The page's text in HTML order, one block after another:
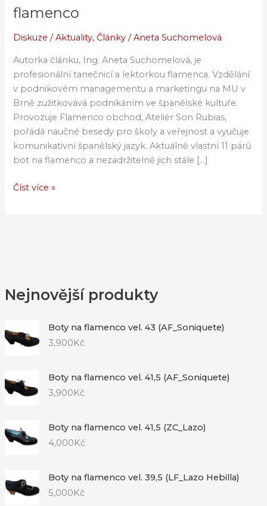
Nejnovější produkty
Boty na flamenco vel. 43 (AF_Soniquete)
3,900Kč
Boty na flamenco vel. 41,5 (AF_Soniquete)
3,900Kč
Boty na flamenco vel. 41,5 (ZC_Lazo)
4,000Kč
Boty na flamenco vel. 39,5 (LF_Lazo Hebilla)
5,000Kč
flamenco
Diskuze /Aktuality,Články /Aneta Suchomelová
Autorka článku, Ing. Aneta Suchomelová, je
profesionální tanečnicí a lektorkou flamenca. Vzdělání
v podnikovém managementu a marketingu na MU v
Brně zužitkovává podnikáním ve španělské kultuře.
Provozuje Flamenco obchod, Ateliér Son Rubias,
pořádá naučné besedy pro školy a veřejnost a vyučuje
komunikativní španělský jazyk. Aktuálně vlastní 11 párů
bot na flamenco a nezadržitelně jich stále […]
světem
bot
na
Číst více »